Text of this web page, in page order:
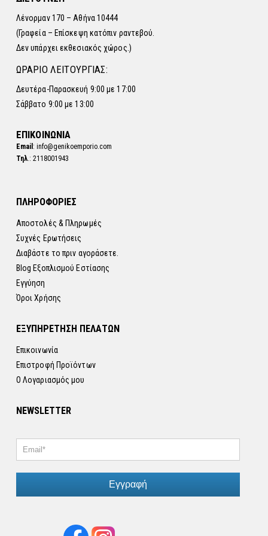
Λένορμαν 170 – Αθήνα 10444
(Γραφεία – Επίσκεψη κατόπιν ραντεβού.
Δεν υπάρχει εκθεσιακός χώρος.)
ΩΡΑΡΙΟ ΛΕΙΤΟΥΡΓΙΑΣ:
Δευτέρα-Παρασκευή 9:00 με 17:00
Σάββατο 9:00 με 13:00
ΕΠΙΚΟΙΝΩΝΙΑ
Email : info@genikoemporio.com
Τηλ.: 2118001943
ΠΛΗΡΟΦΟΡΙΕΣ
Αποστολές & Πληρωμές
Συχνές Ερωτήσεις
Διαβάστε το πριν αγοράσετε.
Blog Εξοπλισμού Εστίασης
Εγγύηση
Όροι Χρήσης
ΕΞΥΠΗΡΕΤΗΣΗ ΠΕΛΑΤΩΝ
Επικοινωνία
Επιστροφή Προϊόντων
Ο Λογαριασμός μου
NEWSLETTER
Εγγραφή